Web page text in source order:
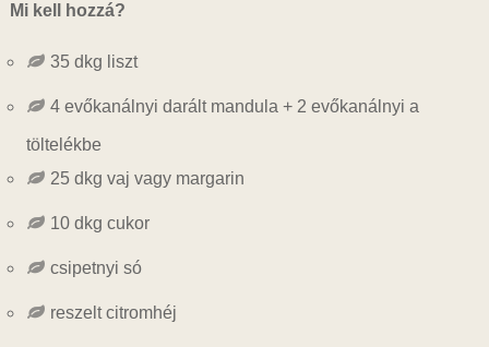
Mi kell hozzá?
35 dkg liszt
4 evőkanálnyi darált mandula + 2 evőkanálnyi a
töltelékbe
25 dkg vaj vagy margarin
10 dkg cukor
csipetnyi só
reszelt citromhéj